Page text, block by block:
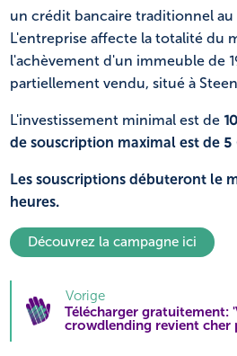
un crédit bancaire traditionnel
L'entreprise affecte la totalité du
l'achèvement d'un immeuble de
partiellement vendu, situé à
L'investissement minimal est de
de souscription maximal est de
Les souscriptions débuteront le
heures.
Découvrez la campagne ici
Vorige
Télécharger gratuitement:
crowdlending revient cher